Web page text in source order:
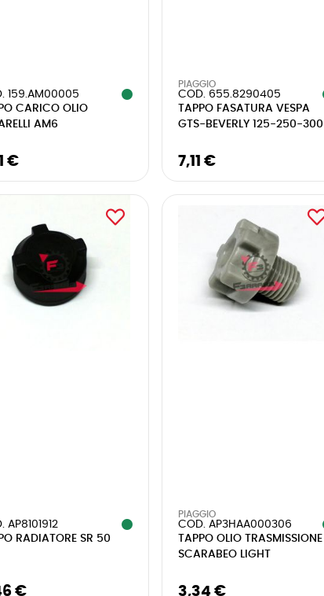
159.AM00005
CARICO OLIO
AM6
€
PIAGGIO
COD. 655.8290405
TAPPO FASATURA VESPA
GTS-BEVERLY 125-250-300
7,11 €
AP8101912
RADIATORE SR 50
€
PIAGGIO
COD. AP3HAA000306
TAPPO OLIO TRASMISSIONE
SCARABEO LIGHT
3,34 €